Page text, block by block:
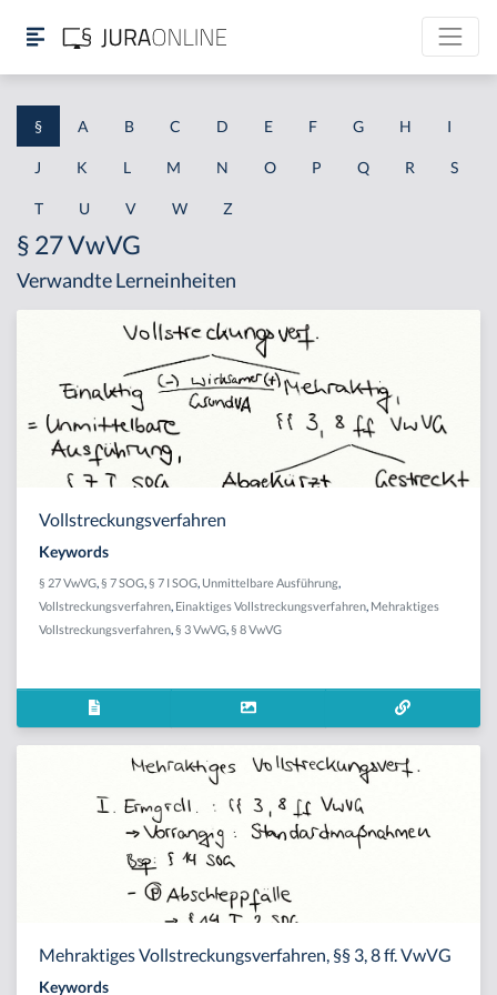
§ A B C D E F G H I
J K L M N O P Q R S
T U V W Z
§ 27 VwVG
Verwandte Lerneinheiten
Vollstreckungsverfahren
Keywords
§ 27 VwVG § 7 SOG § 7 I SOG Unmittelbare Ausführung
Vollstreckungsverfahren Einaktiges Vollstreckungsverfahren Mehraktiges
Vollstreckungsverfahren § 3 VwVG § 8 VwVG
Mehraktiges Vollstreckungsverfahren, §§ 3, 8 ff. VwVG
Keywords